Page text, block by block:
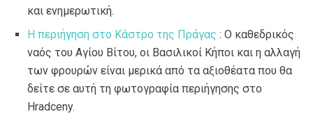
και ενημερωτική.
Η περιήγηση στο Κάστρο της Πράγας : Ο καθεδρικός
ναός του Αγίου Βίτου, οι Βασιλικοί Κήποι και η αλλαγή
των φρουρών είναι μερικά από τα αξιοθέατα που θα
δείτε σε αυτή τη φωτογραφία περιήγησης στο
Hradceny.